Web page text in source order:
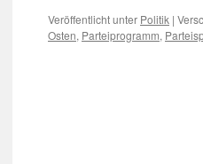
Veröffentlicht unter Politik |
Osten, Parteiprogramm,